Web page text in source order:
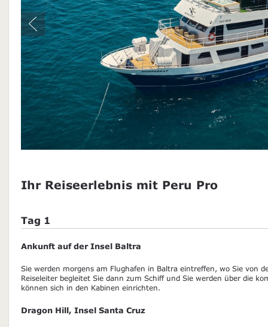
Ihr Reiseerlebnis mit Peru Pro
Tag 1
Ankunft auf der Insel Baltra
Sie werden morgens am Flughafen in Baltra eintreffen, wo Sie von
Reiseleiter begleitet Sie dann zum Schiff und Sie werden über die
können sich in den Kabinen einrichten.
Dragon Hill, Insel Santa Cruz